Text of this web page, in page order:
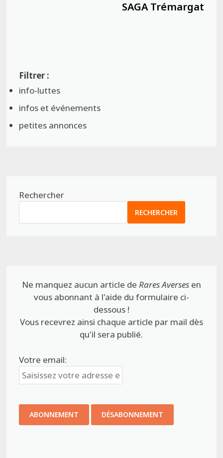
SAGA Trémargat
info-luttes
infos et événements
petites annonces
Rechercher
RECHERCHER
Ne manquez aucun article de Rares Aversesen
vous abonnant à l'aide du formulaire ci-
dessous !
Vous recevrez ainsi chaque article par mail dès
qu'il sera publié.
Votre email: